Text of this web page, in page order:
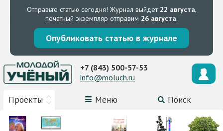
Отправьте статью сегодня! Журнал выйдет 22 августа,
печатный экземпляр отправим 26 августа.
Опубликовать статью в журнале
Проекты Меню Поиск
+7 (843) 500-57-53
info@moluch.ru